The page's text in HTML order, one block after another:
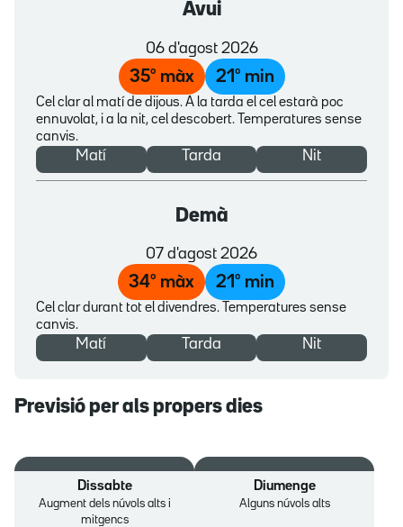
Avui
06 d'agost 2026
35º màx 21º min
Cel clar al matí de dijous. A la tarda el cel estarà poc
ennuvolat, i a la nit, cel descobert. Temperatures sense
canvis.
Matí Tarda Nit
Demà
07 d'agost 2026
34º màx 21º min
Cel clar durant tot el divendres. Temperatures sense
canvis.
Matí Tarda Nit
Previsió per als propers dies
Dissabte
Augment dels núvols alts i
mitgencs
Diumenge
Alguns núvols alts